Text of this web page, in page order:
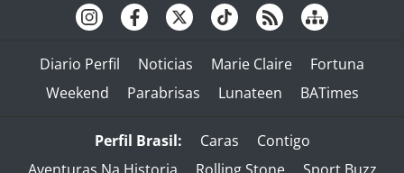
Diario Perfil Noticias Marie Claire
Fortuna
Weekend
Parabrisas Lunateen BATimes
Perfil Brasil: Caras
Contigo